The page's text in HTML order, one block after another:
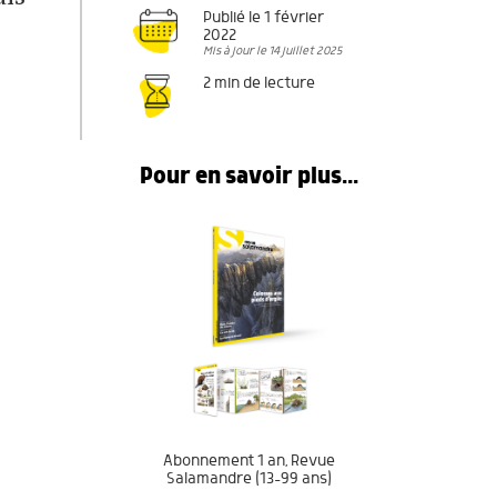
Publié le 1 février
2022
Mis à jour le 14 juillet 2025
2 min de lecture
Pour en savoir plus...
Abonnement 1 an, Revue
Salamandre (13-99 ans)